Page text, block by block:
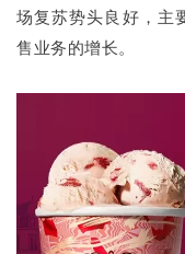
场复苏势头良好，主
售业务的增长。